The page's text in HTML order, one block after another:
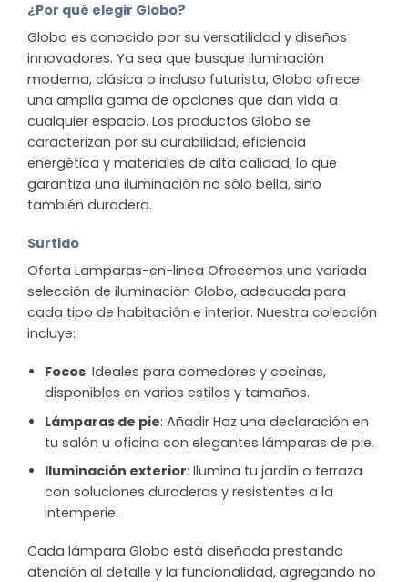
¿Por qué elegir Globo?
Globo es conocido por su versatilidad y diseños
innovadores. Ya sea que busque iluminación
moderna, clásica o incluso futurista, Globo ofrece
una amplia gama de opciones que dan vida a
cualquier espacio. Los productos Globo se
caracterizan por su durabilidad, eficiencia
energética y materiales de alta calidad, lo que
garantiza una iluminación no sólo bella, sino
también duradera.
Surtido
Oferta Lamparas-en-linea Ofrecemos una variada
selección de iluminación Globo, adecuada para
cada tipo de habitación e interior. Nuestra colección
incluye:
Focos: Ideales para comedores y cocinas,
disponibles en varios estilos y tamaños.
Lámparas de pie: Añadir Haz una declaración en
tu salón u oficina con elegantes lámparas de pie.
Iluminación exterior: Ilumina tu jardín o terraza
con soluciones duraderas y resistentes a la
intemperie.
Cada lámpara Globo está diseñada prestando
atención al detalle y la funcionalidad, agregando no